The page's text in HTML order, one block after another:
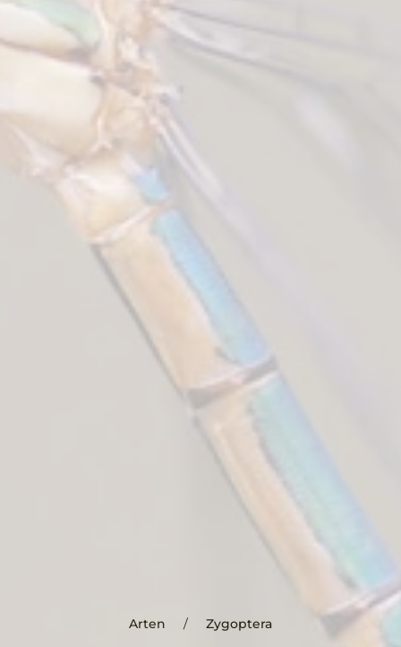
Arten Zygoptera